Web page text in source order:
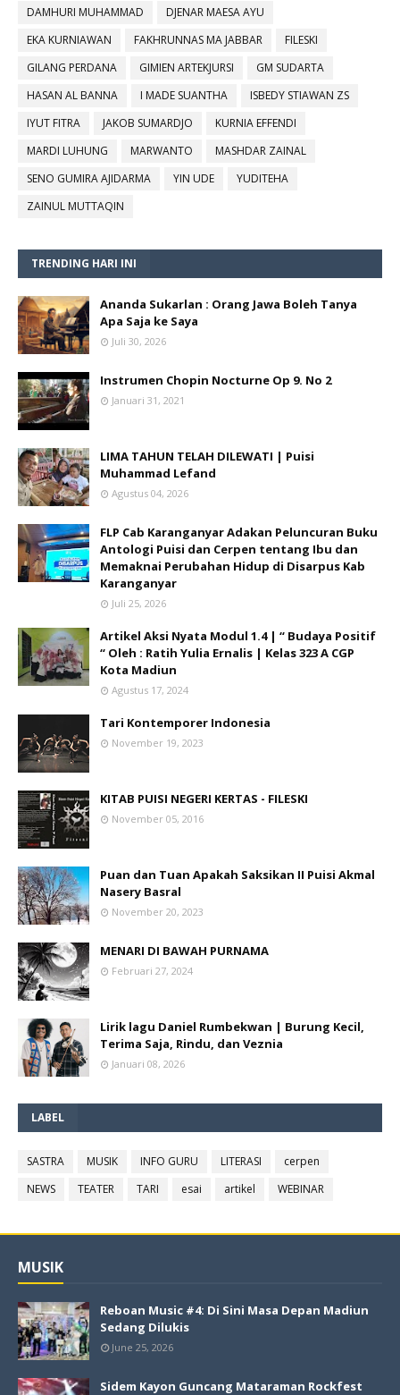
DAMHURI MUHAMMAD
DJENAR MAESA AYU
EKA KURNIAWAN
FAKHRUNNAS MA JABBAR
FILESKI
GILANG PERDANA
GIMIEN ARTEKJURSI
GM SUDARTA
HASAN AL BANNA
I MADE SUANTHA
ISBEDY STIAWAN ZS
IYUT FITRA
JAKOB SUMARDJO
KURNIA EFFENDI
MARDI LUHUNG
MARWANTO
MASHDAR ZAINAL
SENO GUMIRA AJIDARMA
YIN UDE
YUDITEHA
ZAINUL MUTTAQIN
TRENDING HARI INI
Ananda Sukarlan : Orang Jawa Boleh Tanya
Apa Saja ke Saya
Juli 30, 2026
Instrumen Chopin Nocturne Op 9. No 2
Januari 31, 2021
LIMA TAHUN TELAH DILEWATI | Puisi
Muhammad Lefand
Agustus 04, 2026
FLP Cab Karanganyar Adakan Peluncuran Buku
Antologi Puisi dan Cerpen tentang Ibu dan
Memaknai Perubahan Hidup di Disarpus Kab
Karanganyar
Juli 25, 2026
Artikel Aksi Nyata Modul 1.4 | “ Budaya Positif
“ Oleh : Ratih Yulia Ernalis | Kelas 323 A CGP
Kota Madiun
Agustus 17, 2024
Tari Kontemporer Indonesia
November 19, 2023
KITAB PUISI NEGERI KERTAS - FILESKI
November 05, 2016
Puan dan Tuan Apakah Saksikan II Puisi Akmal
Nasery Basral
November 20, 2023
MENARI DI BAWAH PURNAMA
Februari 27, 2024
Lirik lagu Daniel Rumbekwan | Burung Kecil,
Terima Saja, Rindu, dan Veznia
Januari 08, 2026
LABEL
SASTRA MUSIK INFO GURU LITERASI
cerpen
NEWS
TEATER TARI esai artikel WEBINAR
MUSIK
Reboan Music #4: Di Sini Masa Depan Madiun
Sedang Dilukis
June 25, 2026
Sidem Kayon Guncang Mataraman Rockfest